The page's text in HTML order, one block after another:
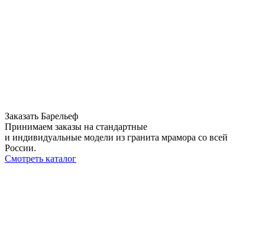
Заказать Барельеф
Принимаем заказы на стандартные
и индивидуальные модели из гранита мрамора со всей
России.
Смотреть каталог